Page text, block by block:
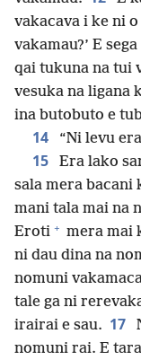
vakacava i ke ni
vakamau?’ E
qai tukuna na tui
vesuka na ligana
ina butobuto e
14 “Ni levu
15
Era lako
sala mera bacani
mani tala mai na
Eroti + mera mai
ni dau dina na
nomuni
tale ga ni
irairai e sau. 17
nomuni rai. E tara